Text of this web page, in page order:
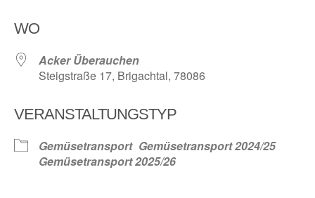
WO
Acker Überauchen
Steigstraße 17, Brigachtal, 78086
VERANSTALTUNGSTYP
Gemüsetransport Gemüsetransport 2024/25
Gemüsetransport 2025/26